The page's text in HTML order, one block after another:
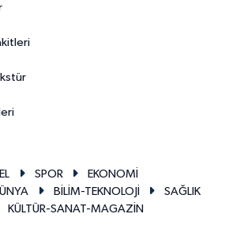
SPOR
EKONOMİ
BİLİM-TEKNOLOJİ
SAĞLIK
KÜLTÜR-SANAT-MAGAZİN